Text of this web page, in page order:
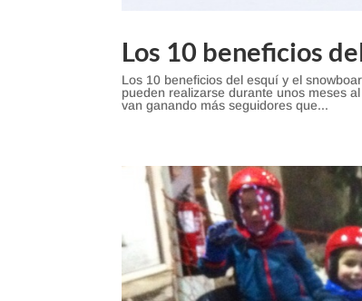
Los 10 beneficios
Los 10 beneficios del esquí y el
pueden realizarse durante unos meses
van ganando más seguidores que...